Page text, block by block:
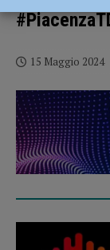
15 Maggio 2024